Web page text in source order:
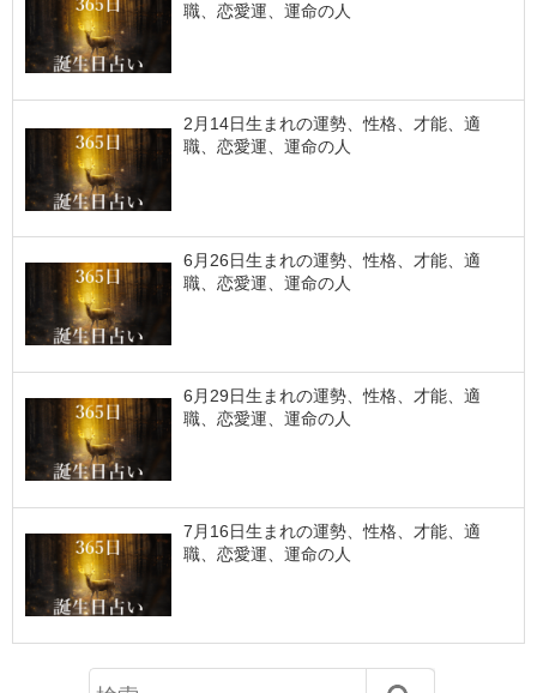
職、恋愛運、運命の人
2月14日生まれの運勢、性格、才能、適
職、恋愛運、運命の人
6月26日生まれの運勢、性格、才能、適
職、恋愛運、運命の人
6月29日生まれの運勢、性格、才能、適
職、恋愛運、運命の人
7月16日生まれの運勢、性格、才能、適
職、恋愛運、運命の人